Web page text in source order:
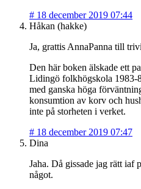
# 18 december 2019 07:44
Håkan (hakke)
Ja, grattis AnnaPanna till
Den här boken älskade ett
Lidingö folkhögskola 1983-
med ganska höga
konsumtion av korv och
inte på storheten i verket.
# 18 december 2019 07:47
Dina
Jaha. Då gissade jag rätt iaf
något.